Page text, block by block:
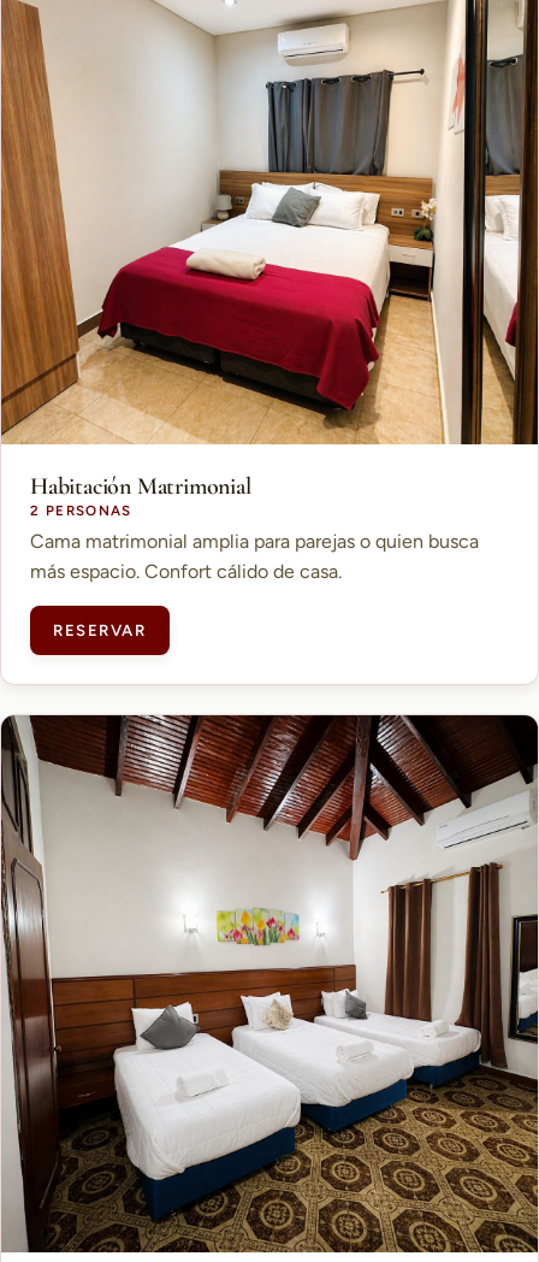
Habitación Matrimonial
2 PERSONAS
Cama matrimonial amplia para parejas o quien busca
más espacio. Confort cálido de casa.
RESERVAR